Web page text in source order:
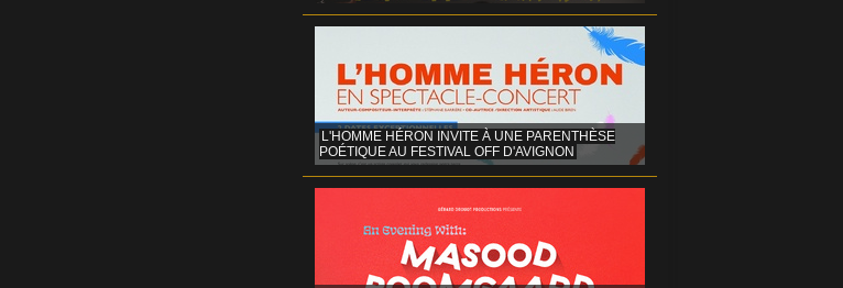
L'HOMME HÉRON INVITE À UNE PARENTHÈSE
POÉTIQUE AU FESTIVAL OFF D'AVIGNON